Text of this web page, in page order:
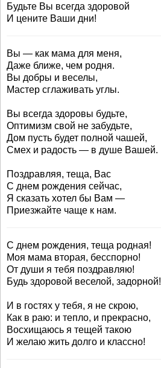
Будьте Вы всегда здоровой
И цените Ваши дни!
Вы — как мама для меня,
Даже ближе, чем родня.
Вы добры и веселы,
Мастер сглаживать углы.
Вы всегда здоровы будьте,
Оптимизм свой не забудьте,
Дом пусть будет полной чашей,
Смех и радость — в душе Вашей.
Поздравляя, теща, Вас
С днем рождения сейчас,
Я сказать хотел бы Вам —
Приезжайте чаще к нам.
С днем рождения, теща родная!
Моя мама вторая, бесспорно!
От души я тебя поздравляю!
Будь здоровой веселой, задорной!
И в гостях у тебя, я не скрою,
Как в раю: и тепло, и прекрасно,
Восхищаюсь я тещей такою
И желаю жить долго и классно!